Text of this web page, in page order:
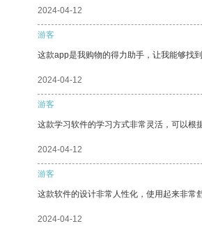
2024-04-12
游客
这款app是我购物的得力助手，让我能够找
2024-04-12
游客
这款学习软件的学习方式非常灵活，可以根
2024-04-12
游客
这款软件的设计非常人性化，使用起来非常
2024-04-12